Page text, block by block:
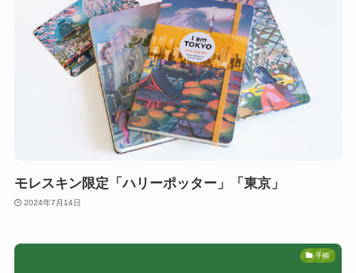
モレスキン限定「ハリーポッター」「東京」
2024年7月14日
手帳